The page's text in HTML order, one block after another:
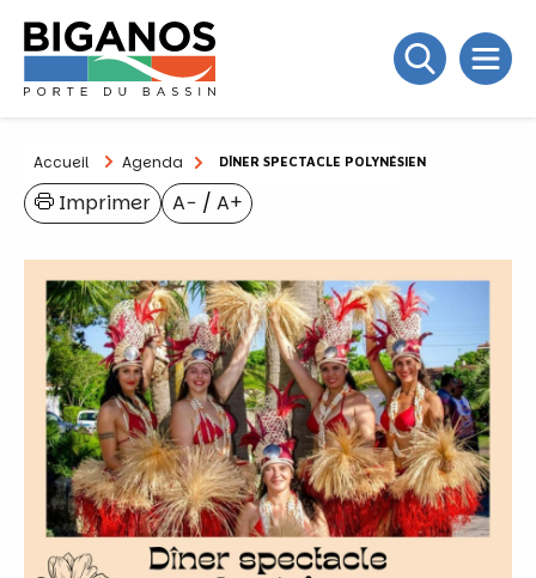
Accueil Agenda DÎNER SPECTACLE POLYNÉSIEN
A− / A+
Imprimer